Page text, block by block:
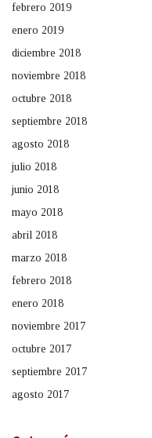
febrero 2019
enero 2019
diciembre 2018
noviembre 2018
octubre 2018
septiembre 2018
agosto 2018
julio 2018
junio 2018
mayo 2018
abril 2018
marzo 2018
febrero 2018
enero 2018
noviembre 2017
octubre 2017
septiembre 2017
agosto 2017